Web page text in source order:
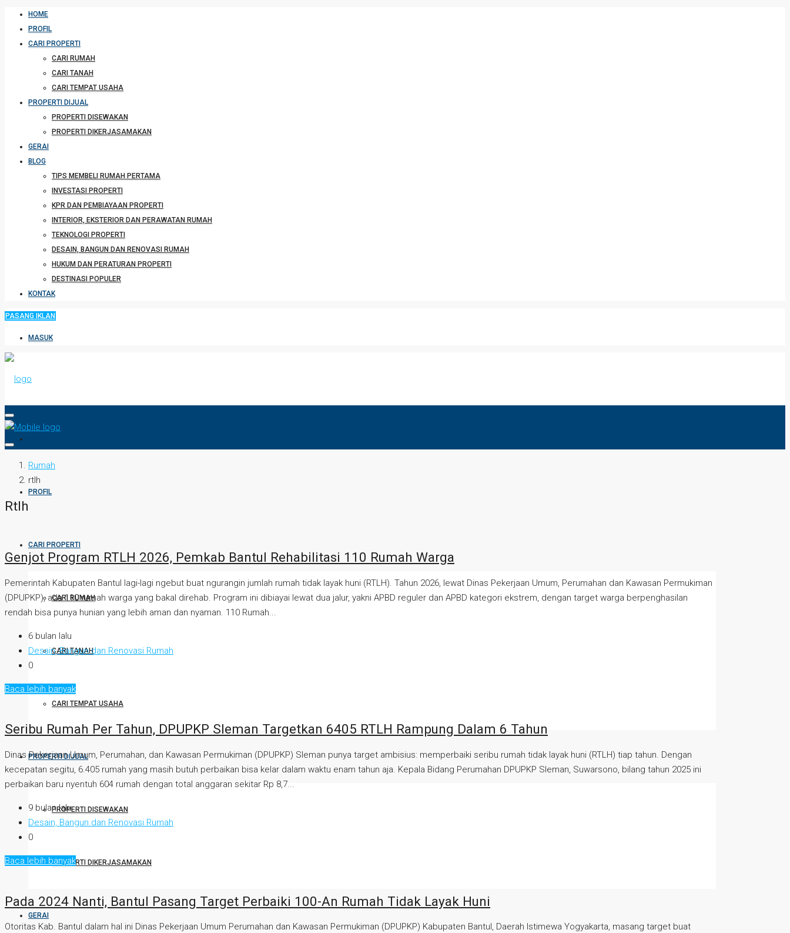
HOME
PROFIL
CARI PROPERTI
CARI RUMAH
CARI TANAH
CARI TEMPAT USAHA
PROPERTI DIJUAL
PROPERTI DISEWAKAN
PROPERTI DIKERJASAMAKAN
GERAI
BLOG
TIPS MEMBELI RUMAH PERTAMA
INVESTASI PROPERTI
KPR DAN PEMBIAYAAN PROPERTI
INTERIOR, EKSTERIOR DAN PERAWATAN RUMAH
TEKNOLOGI PROPERTI
DESAIN, BANGUN DAN RENOVASI RUMAH
HUKUM DAN PERATURAN PROPERTI
DESTINASI POPULER
KONTAK
PASANG IKLAN
MASUK
PROFIL
CARI PROPERTI
CARI RUMAH
CARI TANAH
CARI TEMPAT USAHA
PROPERTI DIJUAL
PROPERTI DISEWAKAN
PROPERTI DIKERJASAMAKAN
GERAI
Rumah
rtlh
Rtlh
Genjot Program RTLH 2026, Pemkab Bantul Rehabilitasi 110 Rumah Warga
Pemerintah Kabupaten Bantul lagi-lagi ngebut buat ngurangin jumlah rumah tidak layak huni (RTLH). Tahun 2026, lewat Dinas Pekerjaan Umum, Perumahan dan Kawasan Permukiman
(DPUPKP), ada 110 rumah warga yang bakal direhab. Program ini dibiayai lewat dua jalur, yakni APBD reguler dan APBD kategori ekstrem, dengan target warga berpenghasilan
rendah bisa punya hunian yang lebih aman dan nyaman. 110 Rumah...
6 bulan lalu
Desain, Bangun dan Renovasi Rumah
0
Baca lebih banyak
Seribu Rumah Per Tahun, DPUPKP Sleman Targetkan 6405 RTLH Rampung Dalam 6 Tahun
Dinas Pekerjaan Umum, Perumahan, dan Kawasan Permukiman (DPUPKP) Sleman punya target ambisius: memperbaiki seribu rumah tidak layak huni (RTLH) tiap tahun. Dengan
kecepatan segitu, 6.405 rumah yang masih butuh perbaikan bisa kelar dalam waktu enam tahun aja. Kepala Bidang Perumahan DPUPKP Sleman, Suwarsono, bilang tahun 2025 ini
perbaikan baru nyentuh 604 rumah dengan total anggaran sekitar Rp 8,7...
9 bulan lalu
Desain, Bangun dan Renovasi Rumah
0
Baca lebih banyak
Pada 2024 Nanti, Bantul Pasang Target Perbaiki 100-An Rumah Tidak Layak Huni
Otoritas Kab. Bantul dalam hal ini Dinas Pekerjaan Umum Perumahan dan Kawasan Permukiman (DPUPKP) Kabupaten Bantul, Daerah Istimewa Yogyakarta, masang target buat